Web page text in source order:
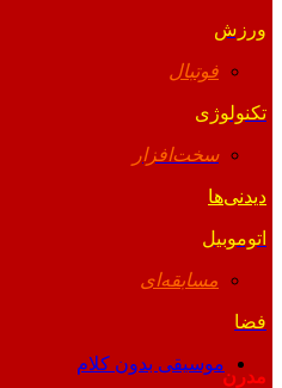
ورزش
فوتبال
تکنولوژی
سخت‌افزار
دیدنی‌ها
اتوموبیل
مسابقه‌ای
فضا
موسیقی بدون کلام
مدرن